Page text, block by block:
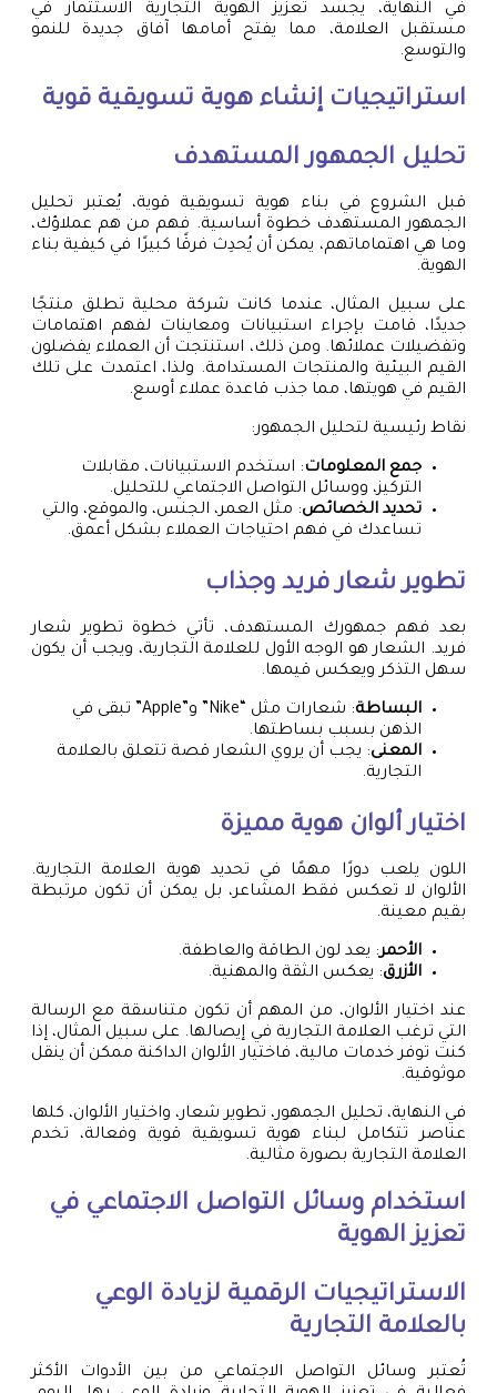
في النهاية، يجسد تعزيز الهوية التجارية الاستثمار في
مستقبل العلامة، مما يفتح أمامها آفاق جديدة للنمو
والتوسع.
استراتيجيات إنشاء هوية تسويقية قوية
تحليل الجمهور المستهدف
قبل الشروع في بناء هوية تسويقية قوية، يُعتبر تحليل
الجمهور المستهدف خطوة أساسية. فهم من هم عملاؤك،
وما هي اهتماماتهم، يمكن أن يُحدِث فرقًا كبيرًا في كيفية بناء
الهوية.
على سبيل المثال، عندما كانت شركة محلية تطلق منتجًا
جديدًا، قامت بإجراء استبيانات ومعاينات لفهم اهتمامات
وتفضيلات عملائها. ومن ذلك، استنتجت أن العملاء يفضلون
القيم البيئية والمنتجات المستدامة. ولذا، اعتمدت على تلك
القيم في هويتها، مما جذب قاعدة عملاء أوسع.
نقاط رئيسية لتحليل الجمهور:
جمع المعلومات: استخدم الاستبيانات، مقابلات
التركيز، ووسائل التواصل الاجتماعي للتحليل.
تحديد الخصائص: مثل العمر، الجنس، والموقع، والتي
تساعدك في فهم احتياجات العملاء بشكل أعمق.
تطوير شعار فريد وجذاب
بعد فهم جمهورك المستهدف، تأتي خطوة تطوير شعار
فريد. الشعار هو الوجه الأول للعلامة التجارية، ويجب أن يكون
سهل التذكر ويعكس قيمها.
البساطة
: شعارات مثل “Nike” و”Apple” تبقى في
الذهن بسبب بساطتها.
المعنى: يجب أن يروي الشعار قصة تتعلق بالعلامة
التجارية.
اختيار ألوان هوية مميزة
اللون يلعب دورًا مهمًا في تحديد هوية العلامة التجارية.
الألوان لا تعكس فقط المشاعر، بل يمكن أن تكون مرتبطة
بقيم معينة.
الأحمر: يعد لون الطاقة والعاطفة.
الأزرق: يعكس الثقة والمهنية.
عند اختيار الألوان، من المهم أن تكون متناسقة مع الرسالة
التي ترغب العلامة التجارية في إيصالها. على سبيل المثال، إذا
كنت توفر خدمات مالية، فاختيار الألوان الداكنة ممكن أن ينقل
موثوقية.
في النهاية، تحليل الجمهور، تطوير شعار، واختيار الألوان، كلها
عناصر تتكامل لبناء هوية تسويقية قوية وفعالة، تخدم
العلامة التجارية بصورة مثالية.
استخدام وسائل التواصل الاجتماعي في
تعزيز الهوية
الاستراتيجيات الرقمية لزيادة الوعي
بالعلامة التجارية
تُعتبر وسائل التواصل الاجتماعي من بين الأدوات الأكثر